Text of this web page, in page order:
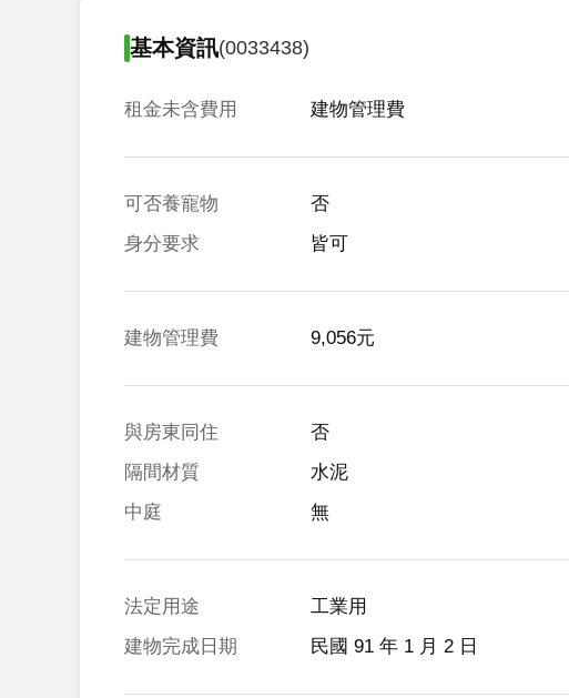
基本資訊(0033438)
租金未含費用 建物管理費
可否養寵物 否
身分要求
皆可
建物管理費 9,056元
與房東同住 否
隔間材質
水泥
中庭
無
法定用途 工業用
建物完成日期
民國 91 年 1 月 2 日